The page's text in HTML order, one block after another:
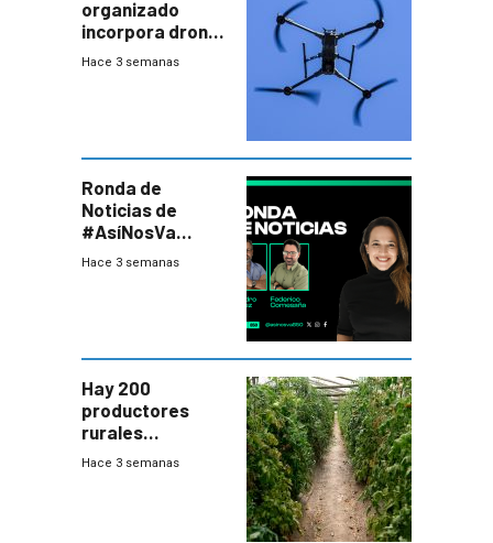
organizado
incorpora drones
y abre un nuevo
Hace 3 semanas
Ronda de
Noticias de
#AsíNosVa
(20/7/26)
Hace 3 semanas
Hay 200
productores
rurales
afectados tras
Hace 3 semanas